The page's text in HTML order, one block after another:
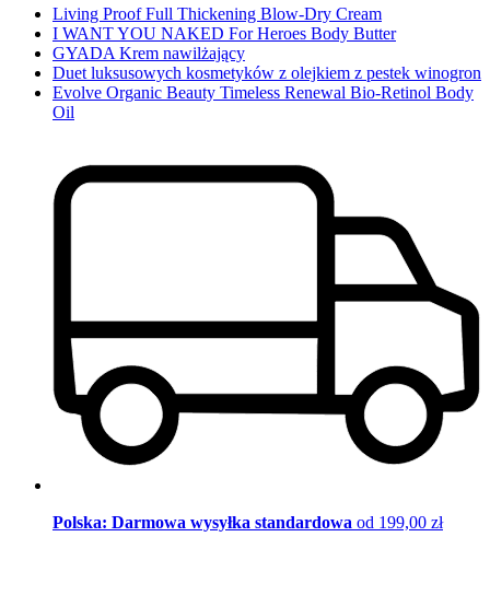
Living Proof Full Thickening Blow-Dry Cream
I WANT YOU NAKED For Heroes Body Butter
GYADA Krem nawilżający
Duet luksusowych kosmetyków z olejkiem z pestek winogron
Evolve Organic Beauty Timeless Renewal Bio-Retinol Body
Oil
Polska: Darmowa wysyłka standardowa od 199,00 zł